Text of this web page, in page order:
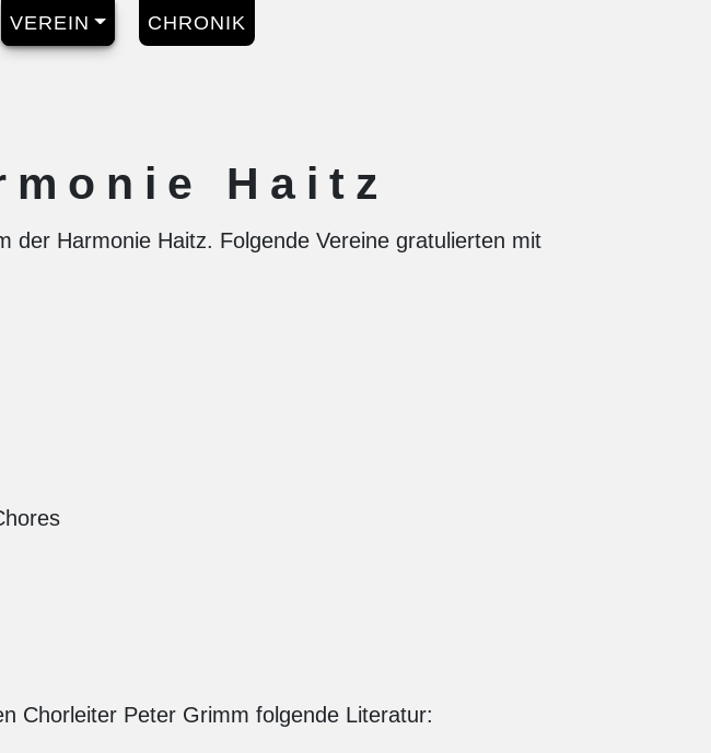
VEREIN CHRONIK
Haitz
der Harmonie Haitz. Folgende Vereine gratulierten mit
Chorleiter Peter Grimm folgende Literatur: